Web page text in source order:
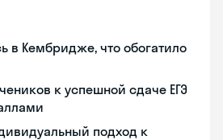
в Кембридже, что обогатило
к успешной сдаче ЕГЭ
подход к